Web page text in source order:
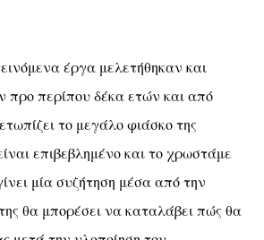
έργα μελετήθηκαν και
προ περίπου δέκα ετών και από
το μεγάλο φιάσκο της
επιβεβλημένο και το χρωστάμε
μία συζήτηση μέσα από την
θα μπορέσει να καταλάβει πώς θα